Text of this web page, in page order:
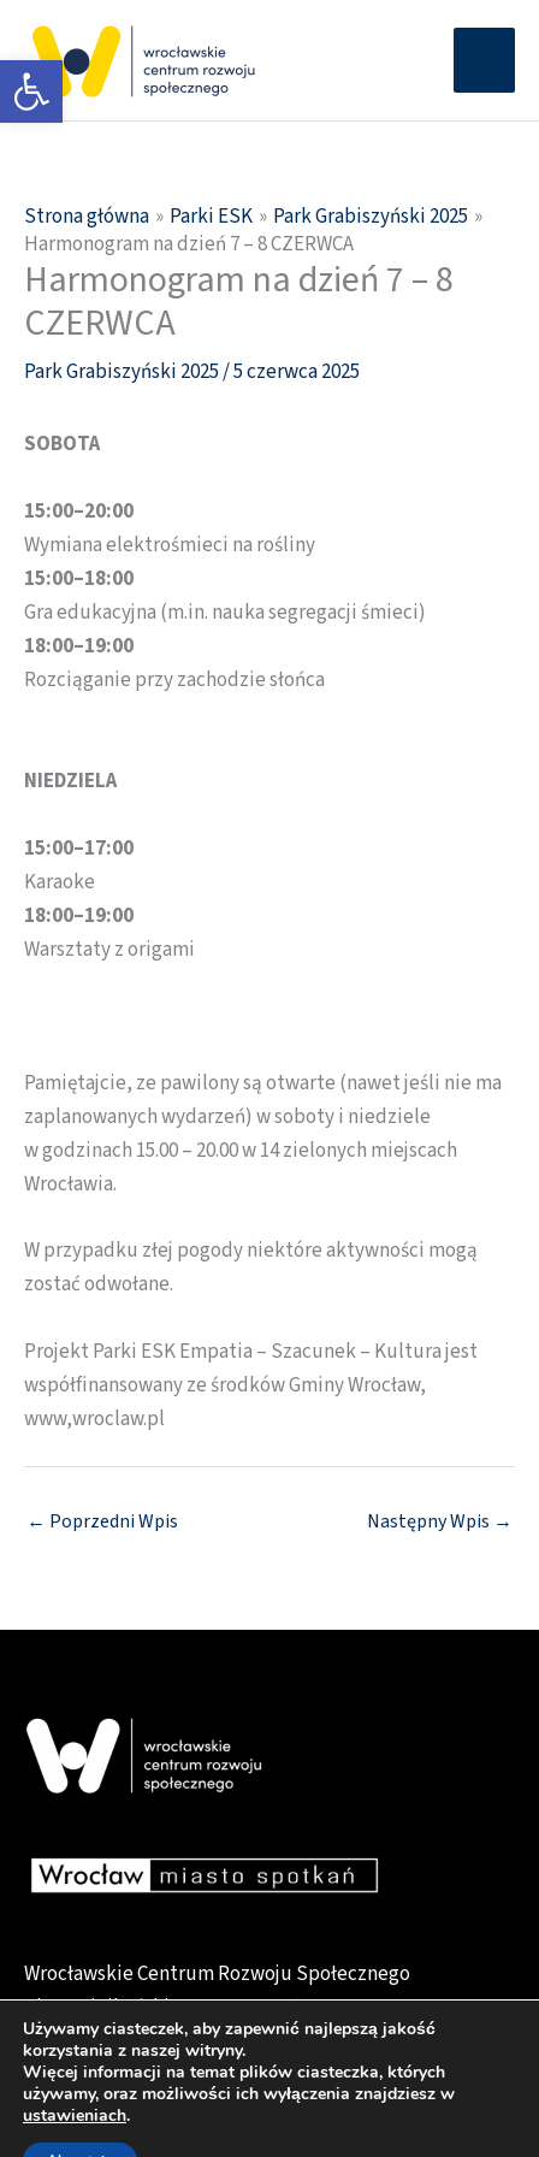
Otwórz pasek narzędzi
treści
Strona główna Parki ESK
Park Grabiszyński 2025
Harmonogram na dzień 7 – 8 CZERWCA
Harmonogram na dzień 7 – 8
CZERWCA
Park Grabiszyński 2025/5 czerwca 2025
SOBOTA
15:00–20:00
Wymiana elektrośmieci na rośliny
15:00–18:00
Gra edukacyjna (m.in. nauka segregacji śmieci)
18:00–19:00
Rozciąganie przy zachodzie słońca
NIEDZIELA
15:00–17:00
Karaoke
18:00–19:00
Warsztaty z origami
Pamiętajcie, ze pawilony są otwarte (nawet jeśli nie ma
zaplanowanych wydarzeń) w soboty i niedziele
w godzinach 15.00 – 20.00 w 14 zielonych miejscach
Wrocławia.
W przypadku złej pogody niektóre aktywności mogą
zostać odwołane.
Projekt Parki ESK Empatia – Szacunek – Kultura jest
współfinansowany ze środków Gminy Wrocław,
www,wroclaw.pl
← Poprzedni Wpis Następny Wpis →
Wrocławskie Centrum Rozwoju Społecznego
pl. Dominikański 6, 50-159 Wrocław
Deklaracja dostępności
Używamy ciasteczek, aby zapewnić najlepszą jakość
korzystania z naszej witryny.
Więcej informacji na temat plików ciasteczka, których
używamy, oraz możliwości ich wyłączenia znajdziesz w
ustawieniach.